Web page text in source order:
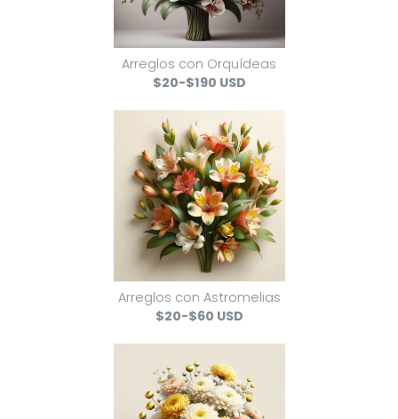
Arreglos con Orquídeas
$20-$190 USD
Arreglos con Astromelias
$20-$60 USD